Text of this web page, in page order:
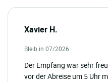
Xavier H.
Bleib in 07/2026
Der Empfang war sehr
vor der Abreise um 5 Uhr